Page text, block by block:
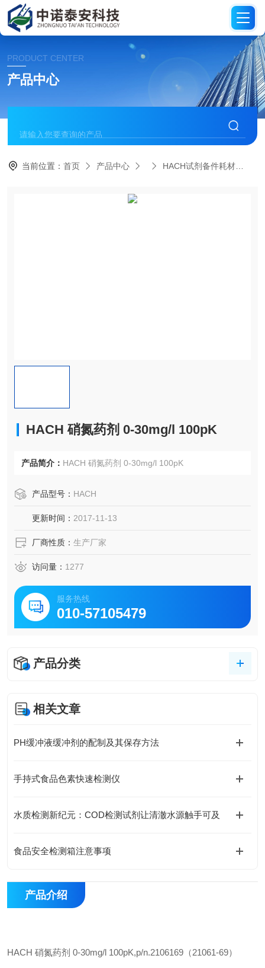
PRODUCT CENTER
产品中心
当前位置：首页 产品中心 HACH试剂备件耗材
HACH 硝氮药剂 0-30mg/l 100pK
产品简介： HACH 硝氮药剂 0-30mg/l 100pK
产品型号： HACH
更新时间： 2017-11-13
厂商性质： 生产厂家
访问量： 1277
服务热线
010-57105479
产品分类
相关文章
PH缓冲液缓冲剂的配制及其保存方法
手持式食品色素快速检测仪
水质检测新纪元：COD检测试剂让清澈水源触手可及
食品安全检测箱注意事项
产品介绍
HACH 硝氮药剂 0-30mg/l 100pK,p/n.2106169（21061-69）